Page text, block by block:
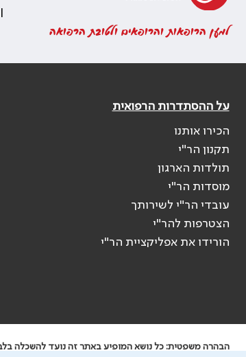
למען הרופאות והרופאים ולטובת הרפואה
על ההסתדרות הרפואית
הכירו אותנו
תקנון הר"י
תולדות הארגון
מוסדות הר"י
עובדי הר"י לשירותך
הצטרפות להר"י
הורידו את אפליקציית הר"י
הבהרה משפטית: כל נושא המופיע באתר זה נועד להשכלה